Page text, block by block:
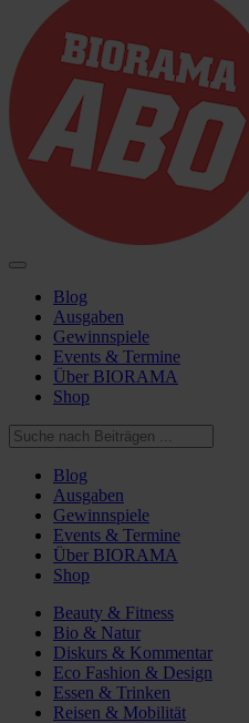
Blog
Ausgaben
Gewinnspiele
Events & Termine
Über BIORAMA
Shop
Blog
Ausgaben
Gewinnspiele
Events & Termine
Über BIORAMA
Shop
Beauty & Fitness
Bio & Natur
Diskurs & Kommentar
Eco Fashion & Design
Essen & Trinken
Reisen & Mobilität